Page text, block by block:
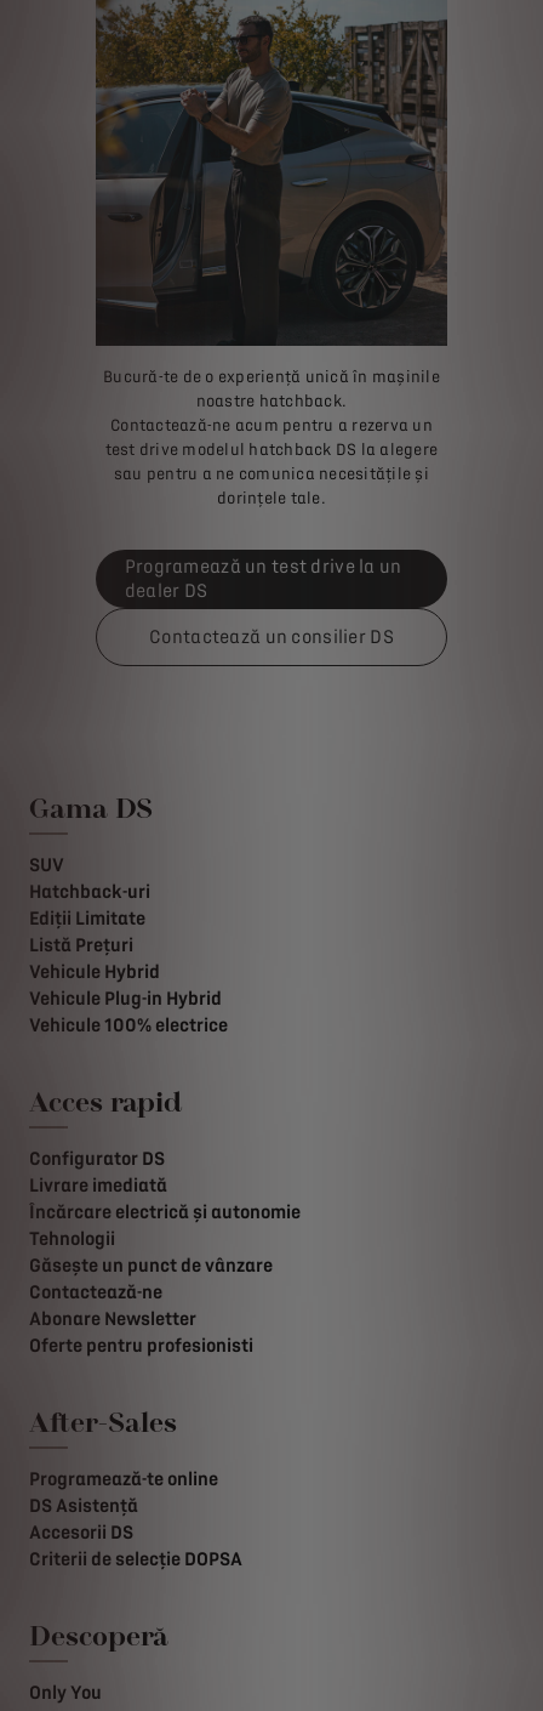
Bucură-te de o experiență unică în mașinile
noastre hatchback.
Contactează-ne acum pentru a rezerva un
test drive modelul hatchback DS la alegere
sau pentru a ne comunica necesitățile și
dorințele tale.
Programează un test drive la un
dealer DS
Contactează un consilier DS
Gama DS
SUV
Hatchback-uri
Ediții Limitate
Listă Prețuri
Vehicule Hybrid
Vehicule Plug-in Hybrid
Vehicule 100% electrice
Acces rapid
Configurator DS
Livrare imediată
Încărcare electrică și autonomie
Tehnologii
Găsește un punct de vânzare
Contactează-ne
Abonare Newsletter
Oferte pentru profesionisti
After-Sales
Programează-te online
DS Asistență
Accesorii DS
Criterii de selecție DOPSA
Descoperă
Only You